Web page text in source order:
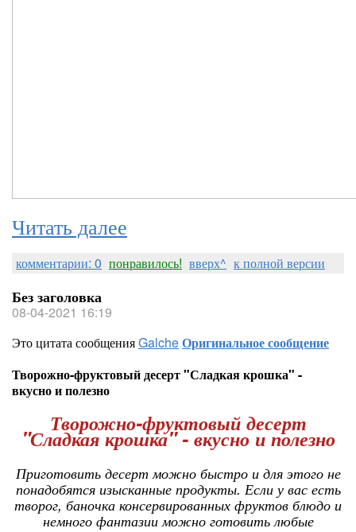
Читать далее
комментарии: 0 понравилось! вверх^ к полной версии
Без заголовка
08-04-2021 16:19
Это цитата сообщенияGalcheОригинальное сообщение
Творожно-фруктовый десерт "Сладкая крошка" -
вкусно и полезно
Творожно-фруктовый десерт
"Сладкая крошка" - вкусно и полезно
Приготовить десерт можно быстро и для этого не
понадобятся изысканные продукты. Если у вас есть
творог, баночка консервированных фруктов блюдо и
немного фантазии можно готовить любые